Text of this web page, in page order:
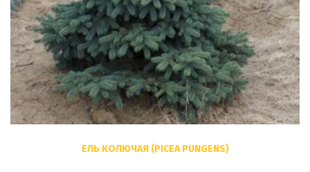
ЕЛЬ КОЛЮЧАЯ (PICEA PUNGENS)